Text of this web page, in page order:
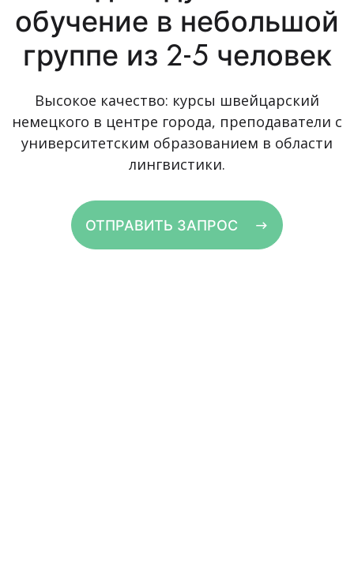
обучение в небольшой
группе из 2-5 человек
Высокое качество: курсы швейцарский
немецкого в центре города, преподаватели с
университетским образованием в области
лингвистики.
ОТПРАВИТЬ ЗАПРОС